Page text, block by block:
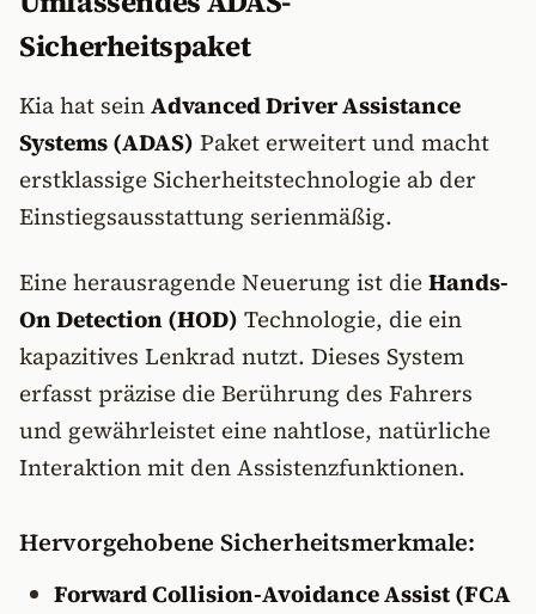
Sicherheitspaket
Kia hat seinAdvanced Driver Assistance
Systems (ADAS) Paket erweitert und macht
erstklassige Sicherheitstechnologie ab der
Einstiegsausstattung serienmäßig.
Eine herausragende Neuerung ist dieHands-
On Detection (HOD) Technologie, die ein
kapazitives Lenkrad nutzt. Dieses System
erfasst präzise die Berührung des Fahrers
und gewährleistet eine nahtlose, natürliche
Interaktion mit den Assistenzfunktionen.
Hervorgehobene Sicherheitsmerkmale:
Forward Collision-Avoidance Assist (FCA